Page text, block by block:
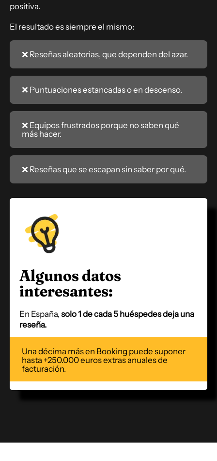
positiva.
El resultado es siempre el mismo:
❌ Reseñas aleatorias, que dependen del azar.
❌ Puntuaciones estancadas o en descenso.
❌ Equipos frustrados porque no saben qué
más hacer.
❌ Reseñas que se escapan sin saber por qué.
Algunos datos
interesantes:
En España,solo 1 de cada 5 huéspedes deja una
reseña.
Una décima más en Booking puede suponer
hasta +250.000 euros extras anuales de
facturación.